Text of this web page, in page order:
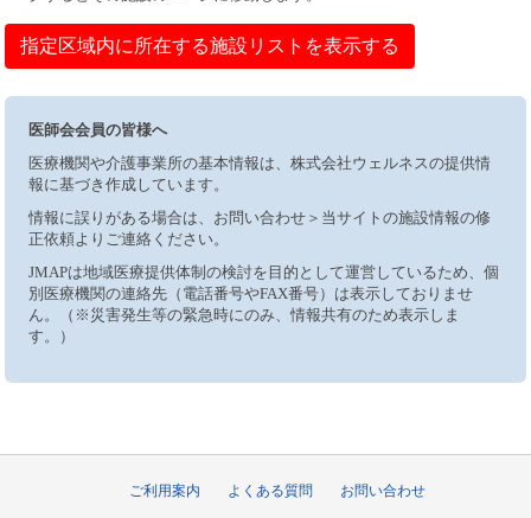
指定区域内に所在する施設リストを表示する
医師会会員の皆様へ
医療機関や介護事業所の基本情報は、株式会社ウェルネスの提供情
報に基づき作成しています。
情報に誤りがある場合は、お問い合わせ＞当サイトの施設情報の修
正依頼よりご連絡ください。
JMAPは地域医療提供体制の検討を目的として運営しているため、個
別医療機関の連絡先（電話番号やFAX番号）は表示しておりませ
ん。（※災害発生等の緊急時にのみ、情報共有のため表示しま
す。）
ご利用案内 よくある質問 お問い合わせ